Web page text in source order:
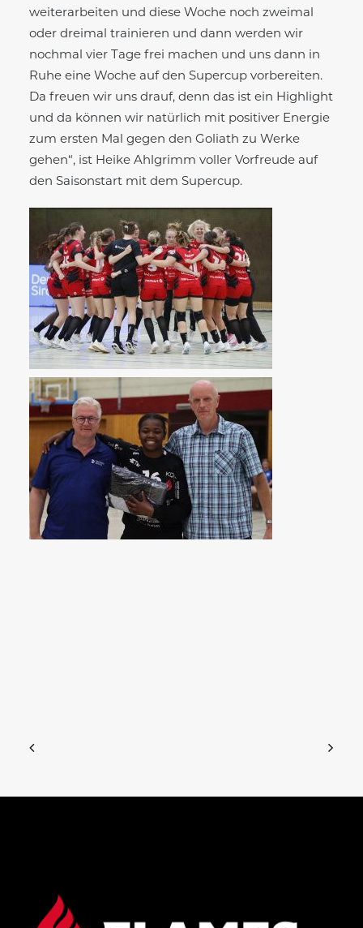
weiterarbeiten und diese Woche noch zweimal
oder dreimal trainieren und dann werden wir
nochmal vier Tage frei machen und uns dann in
Ruhe eine Woche auf den Supercup vorbereiten.
Da freuen wir uns drauf, denn das ist ein Highlight
und da können wir natürlich mit positiver Energie
zum ersten Mal gegen den Goliath zu Werke
gehen“, ist Heike Ahlgrimm voller Vorfreude auf
den Saisonstart mit dem Supercup.